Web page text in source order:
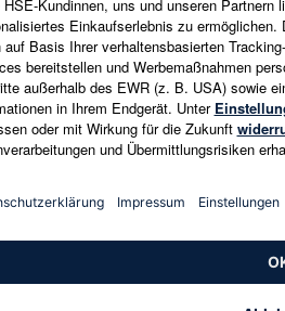
und aktuelle Trends,
erhalten. Als Dankeschön
Eine Abmeldung ist jederzeit in